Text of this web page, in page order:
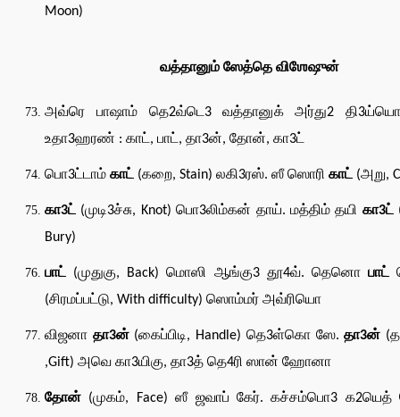
Moon)
வத்தானும் ஸேத்தெ விஶேஷுன்
அவ்ரெ பாஷாம் தெ2வ்டெ3 வத்தானுக் அர்து2
உதா3ஹரண் : காட், பாட், தா3ன், தோன், கா3ட்
பொ3ட்டாம் காட் (கறை, Stain) லகி3ரஸ். ஸீ ஸொரி காட் (அறு,
கா3ட் (முடி3ச்சு, Knot) பொ3லிம்கன் தாய். மத்திம் தயி கா3ட்
Bury)
பாட் (முதுகு, Back) மொஸி ஆங்கு3 தூ4வ். தெனொ பாட்
(சிரமப்பட்டு, With difficulty) ஸொம்மர் அவ்ரியொ
விஜனா தா3ன்(கைப்பிடி, Handle) தெ3ள்கொ ஸே.தா3ன்
,Gift) அவெ கா3யிகு, தா3த் தெ4ரி ஸான் ஹோனா
தோன் (முகம், Face) ஸீ ஜவாப் கேர். கச்சம்பொ3 க2யெத்